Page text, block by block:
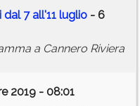
7 all'11 luglio - 6
a Cannero Riviera
2019 - 08:01